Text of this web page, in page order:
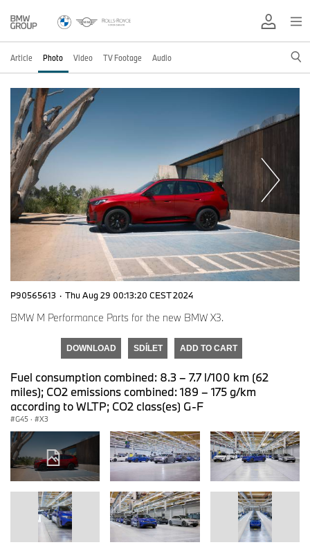
Article Photo Video TV Footage Audio
P90565613 · Thu Aug 29 00:13:20 CEST 2024
BMW M Performance Parts for the new BMW X3.
DOWNLOAD SDÍLET ADD TO CART
Fuel consumption combined: 8.3 – 7.7 l/100 km (62
miles); CO2 emissions combined: 189 – 175 g/km
according to WLTP; CO2 class(es) G-F
G45 · X3